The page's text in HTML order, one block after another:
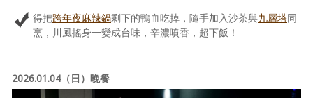
得把跨年夜麻辣鍋剩下的鴨血吃掉，隨手加入沙茶與九層塔同
烹，川風搖身一變成台味，辛濃噴香，超下飯！
2026.01.04（日）晚餐